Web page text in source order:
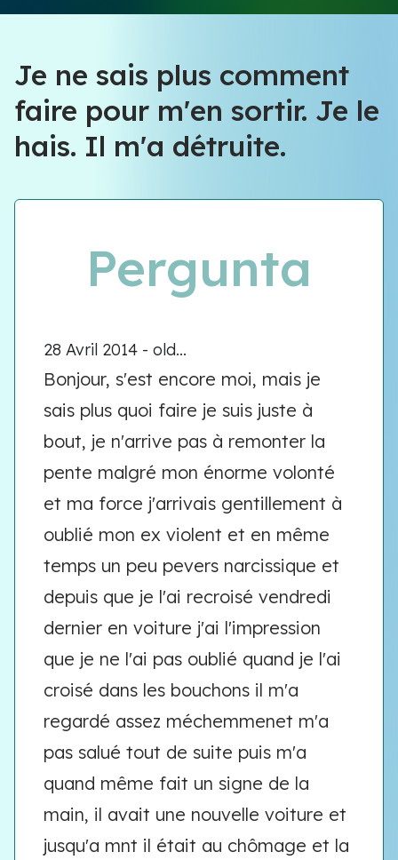
Équipe VIOLENCE QUE FAIRE
Meet our team
Je ne sais plus comment
faire pour m'en sortir. Je le
hais. Il m'a détruite.
Pergunta
28 Avril 2014 - old...
Bonjour, s'est encore moi, mais je
sais plus quoi faire je suis juste à
bout, je n'arrive pas à remonter la
pente malgré mon énorme volonté
et ma force j'arrivais gentillement à
oublié mon ex violent et en même
temps un peu pevers narcissique et
depuis que je l'ai recroisé vendredi
dernier en voiture j'ai l'impression
que je ne l'ai pas oublié quand je l'ai
croisé dans les bouchons il m'a
regardé assez méchemmenet m'a
pas salué tout de suite puis m'a
quand même fait un signe de la
main, il avait une nouvelle voiture et
jusqu'a mnt il était au chômage et la